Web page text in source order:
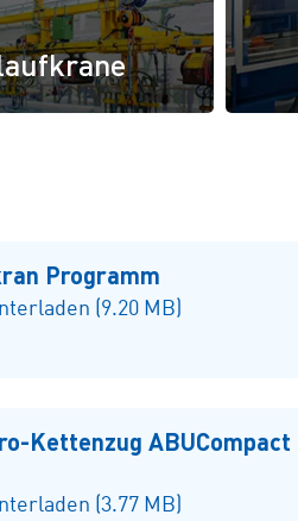
Programm
(9.20 MB)
Kettenzug ABUCompact
(3.77 MB)